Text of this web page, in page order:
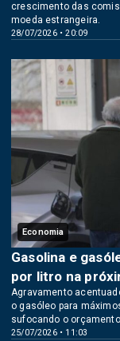
28/07/2026 • 20:09
crescimento das
moeda estrangeira.
Economia
25/07/2026 • 11:03
Gasolina e
por litro na
Agravamento
o gasóleo para
sufocando o